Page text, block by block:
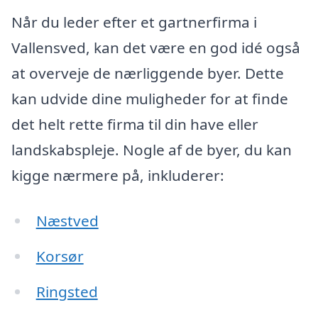
Når du leder efter et gartnerfirma i
Vallensved, kan det være en god idé også
at overveje de nærliggende byer. Dette
kan udvide dine muligheder for at finde
det helt rette firma til din have eller
landskabspleje. Nogle af de byer, du kan
kigge nærmere på, inkluderer:
Næstved
Korsør
Ringsted